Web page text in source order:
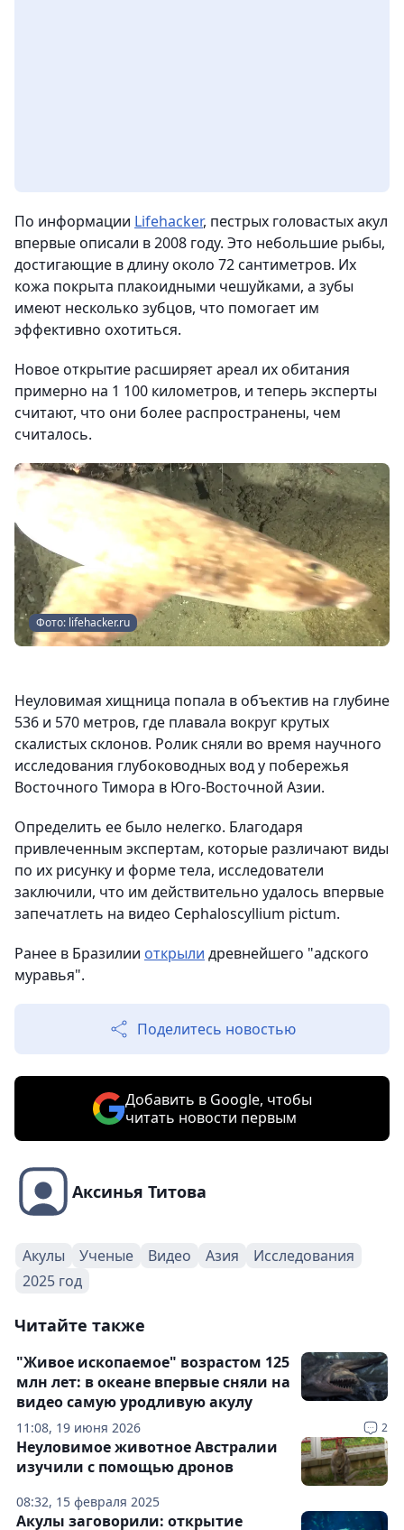
По информации Lifehacker, пестрых головастых акул
впервые описали в 2008 году. Это небольшие рыбы,
достигающие в длину около 72 сантиметров. Их
кожа покрыта плакоидными чешуйками, а зубы
имеют несколько зубцов, что помогает им
эффективно охотиться.
Новое открытие расширяет ареал их обитания
примерно на 1 100 километров, и теперь эксперты
считают, что они более распространены, чем
считалось.
Фото: lifehacker.ru
Неуловимая хищница попала в объектив на глубине
536 и 570 метров, где плавала вокруг крутых
скалистых склонов. Ролик сняли во время научного
исследования глубоководных вод у побережья
Восточного Тимора в Юго-Восточной Азии.
Определить ее было нелегко. Благодаря
привлеченным экспертам, которые различают виды
по их рисунку и форме тела, исследователи
заключили, что им действительно удалось впервые
запечатлеть на видео Cephaloscyllium pictum.
Ранее в Бразилии открыли древнейшего "‎адского
муравья".
Поделитесь новостью
Добавить в Google, чтобы
читать новости первым
Аксинья Титова
Акулы Ученые Видео Азия
Исследования
2025 год
Читайте также
11:08, 19 июня 2026 2
"Живое ископаемое" возрастом 125
млн лет: в океане впервые сняли на
видео самую уродливую акулу
08:32, 15 февраля 2025
Неуловимое животное Австралии
изучили с помощью дронов
Акулы заговорили: открытие